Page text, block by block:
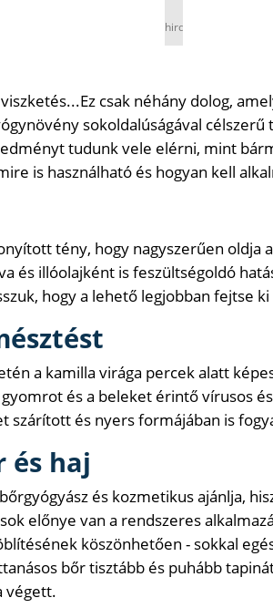
hirdetés
csak néhány dolog,
sokoldalúságával
tudunk vele elérni, mint
is használható és hogyan kell
tény, hogy nagyszerűen oldja
és illóolajként is feszültségoldó
hogy a lehető legjobban fejtse ki
a kamilla virága percek alatt
gyomrot és a beleket érintő vírusos
szárított és nyers formájában is
és haj
és kozmetikus ajánlja,
előnye van a rendszeres
köszönhetően - sokkal
bőr tisztább és puhább
végett.